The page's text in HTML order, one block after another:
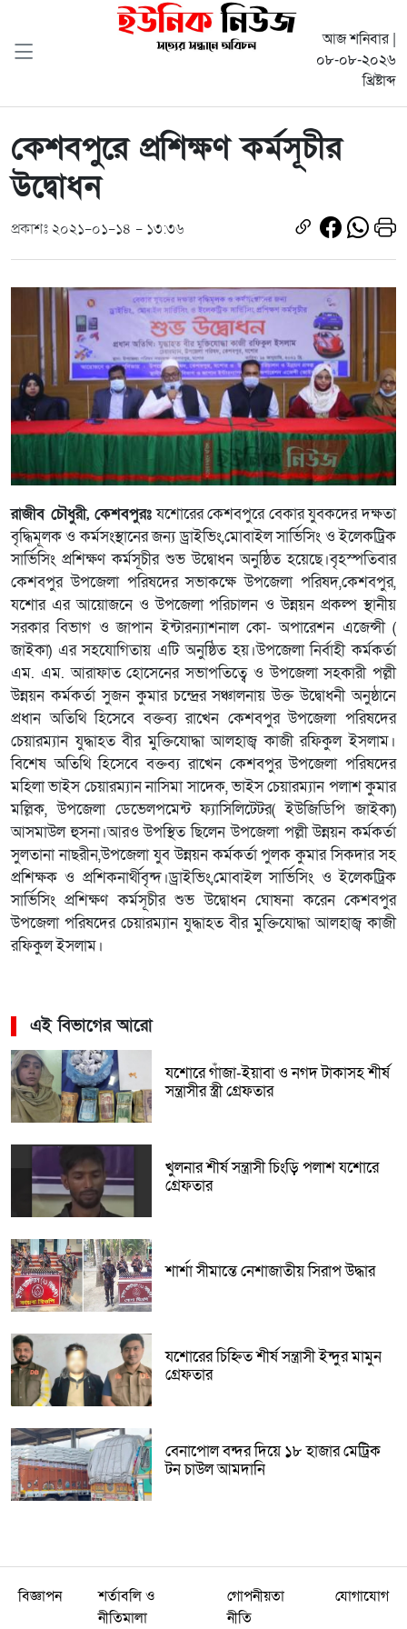
আজ শনিবার |
০৮-০৮-২০২৬
খ্রিষ্টাব্দ
কেশবপুরে প্রশিক্ষণ কর্মসূচীর
উদ্বোধন
প্রকাশঃ ২০২১-০১-১৪ - ১৩:৩৬
রাজীব চৌধুরী, কেশবপুরঃযশোরের কেশবপুরে বেকার যুবকদের দক্ষতা
বৃদ্ধিমূলক ও কর্মসংস্থানের জন্য ড্রাইভিং,মোবাইল সার্ভিসিং ও ইলেকট্রিক
সার্ভিসিং প্রশিক্ষণ কর্মসূচীর শুভ উদ্বোধন অনুষ্ঠিত হয়েছে।বৃহস্পতিবার
কেশবপুর উপজেলা পরিষদের সভাকক্ষে উপজেলা পরিষদ,কেশবপুর,
যশোর এর আয়োজনে ও উপজেলা পরিচালন ও উন্নয়ন প্রকল্প স্থানীয়
সরকার বিভাগ ও জাপান ইন্টারন্যাশনাল কো- অপারেশন এজেন্সী (
জাইকা) এর সহযোগিতায় এটি অনুষ্ঠিত হয়।উপজেলা নির্বাহী কর্মকর্তা
এম. এম. আরাফাত হোসেনের সভাপতিত্বে ও উপজেলা সহকারী পল্লী
উন্নয়ন কর্মকর্তা সুজন কুমার চন্দ্রের সঞ্চালনায় উক্ত উদ্বোধনী অনুষ্ঠানে
প্রধান অতিথি হিসেবে বক্তব্য রাখেন কেশবপুর উপজেলা পরিষদের
চেয়ারম্যান যুদ্ধাহত বীর মুক্তিযোদ্ধা আলহাজ্ব কাজী রফিকুল ইসলাম।
বিশেষ অতিথি হিসেবে বক্তব্য রাখেন কেশবপুর উপজেলা পরিষদের
মহিলা ভাইস চেয়ারম্যান নাসিমা সাদেক, ভাইস চেয়ারম্যান পলাশ কুমার
মল্লিক, উপজেলা ডেভেলপমেন্ট ফ্যাসিলিটেটর( ইউজিডিপি জাইকা)
আসমাউল হুসনা।আরও উপস্থিত ছিলেন উপজেলা পল্লী উন্নয়ন কর্মকর্তা
সুলতানা নাছরীন,উপজেলা যুব উন্নয়ন কর্মকর্তা পুলক কুমার সিকদার সহ
প্রশিক্ষক ও প্রশিকনার্থীবৃন্দ।ড্রাইভিং,মোবাইল সার্ভিসিং ও ইলেকট্রিক
সার্ভিসিং প্রশিক্ষণ কর্মসূচীর শুভ উদ্বোধন ঘোষনা করেন কেশবপুর
উপজেলা পরিষদের চেয়ারম্যান যুদ্ধাহত বীর মুক্তিযোদ্ধা আলহাজ্ব কাজী
রফিকুল ইসলাম।
এই বিভাগের আরো
যশোরে গাঁজা-ইয়াবা ও নগদ টাকাসহ শীর্ষ
সন্ত্রাসীর স্ত্রী গ্রেফতার
খুলনার শীর্ষ সন্ত্রাসী চিংড়ি পলাশ যশোরে
গ্রেফতার
শার্শা সীমান্তে নেশাজাতীয় সিরাপ উদ্ধার
যশোরের চিহ্নিত শীর্ষ সন্ত্রাসী ইন্দুর মামুন
গ্রেফতার
বেনাপোল বন্দর দিয়ে ১৮ হাজার মেট্রিক
টন চাউল আমদানি
বিজ্ঞাপন
শর্তাবলি ও
নীতিমালা
গোপনীয়তা
নীতি
যোগাযোগ